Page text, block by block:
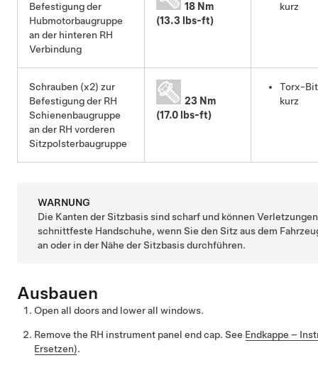
Befestigung der
Hubmotorbaugruppe
an der hinteren RH
Verbindung
18 Nm
(13.3 lbs-ft)
kurz
Schrauben (x2) zur
Befestigung der RH
Schienenbaugruppe
an der RH vorderen
Sitzpolsterbaugruppe
23 Nm
(17.0 lbs-ft)
Torx-
kurz
WARNUNG
Die Kanten der Sitzbasis sind scharf und können
schnittfeste Handschuhe, wenn Sie den Sitz aus dem
an oder in der Nähe der Sitzbasis durchführen.
Ausbauen
Open all doors and lower all windows.
Remove the RH instrument panel end cap. See Endkappe –
Ersetzen).